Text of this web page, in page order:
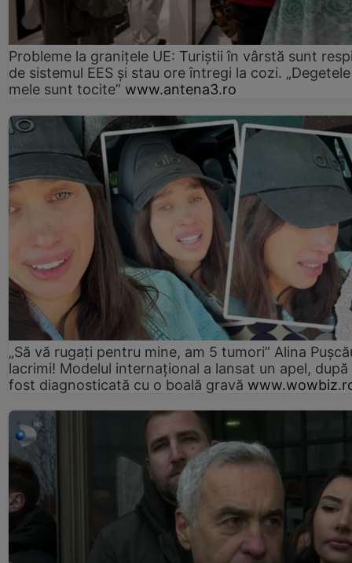
Probleme la granițele UE: Turiștii în vârstă sunt
de sistemul EES și stau ore întregi la cozi. „Degetele
mele sunt tocite” www.antena3.ro
„Să vă rugați pentru mine, am 5 tumori” Alina
lacrimi! Modelul internațional a lansat un apel, după
fost diagnosticată cu o boală gravă